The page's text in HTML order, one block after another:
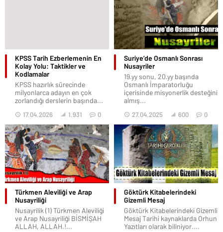
KPSS Tarih Ezberlemenin En
Kolay Yolu: Taktikler ve
Kodlamalar
KPSS hazırlık sürecinde
milyonlarca adayın en çok
zorlandığı derslerin başında...
17.04.2026 1.931 0
Suriye’de Osmanlı Sonrası
Nusayriler
19.yy sonu, 20.yy başında
Osmanlı İmparatorluğu
içerisinde misyonerlik desteğini
almış...
27.04.2025 600 0
Türkmen Aleviliği ve Arap
Nusayriliği
Nusayrilik (1) Türkmen Aleviliği
ve Arap Nusayriliği BİSMİŞAH
ALLAH, ALLAH.!...
Göktürk Kitabelerindeki
Gizemli Mesaj
Göktürk Kitabelerindeki Gizemli
Mesaj Tarihi kaynaklarda Orhun
Yazıtları olarak biliniyor....